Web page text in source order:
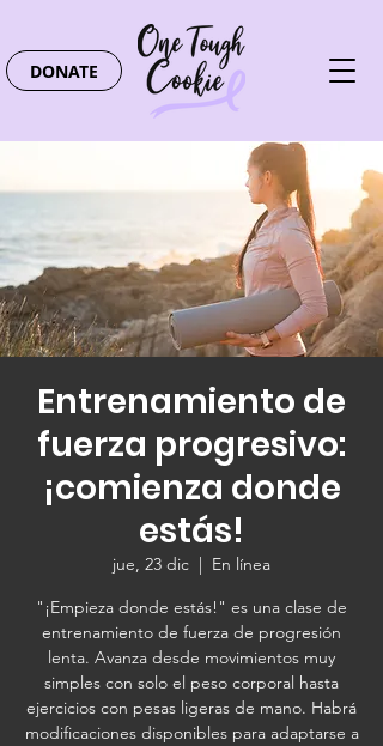
DONATE
Entrenamiento de
fuerza progresivo:
¡comienza donde
estás!
jue, 23 dic
  |
En línea
"¡Empieza donde estás!" es una clase de
entrenamiento de fuerza de progresión
lenta. Avanza desde movimientos muy
simples con solo el peso corporal hasta
ejercicios con pesas ligeras de mano. Habrá
modificaciones disponibles para adaptarse a